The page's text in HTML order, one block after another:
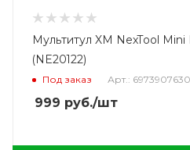
Мультитул XM NexTool
(NE20122)
Под заказ Арт.:
999 руб./шт